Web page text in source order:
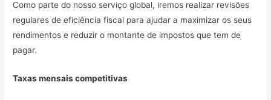
Como parte do nosso serviço global, iremos realizar revisões
regulares de eficiência fiscal para ajudar a maximizar os seus
rendimentos e reduzir o montante de impostos que tem de
pagar.
Taxas mensais competitivas